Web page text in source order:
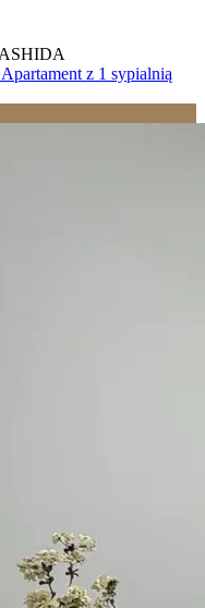
z 1 sypialnią